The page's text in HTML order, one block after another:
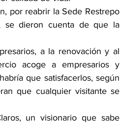
por reabrir la Sede Restrepo
se dieron cuenta de que la
a la renovación y al
acoge a empresarios y
que satisfacerlos, según
que cualquier visitante se
un visionario que sabe